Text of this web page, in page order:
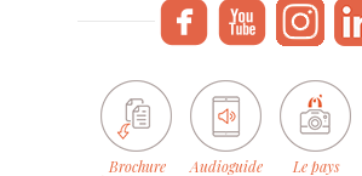
Brochure
Audioguide
Le pays